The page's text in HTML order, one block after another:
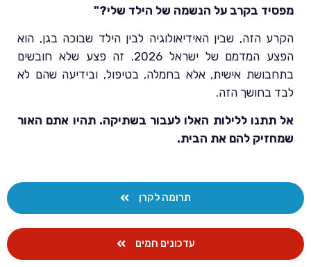
מפסיד בקרב על הנשמה של הילד שלי?"
הקרע הזה, שבין האידיאולוגיה לבין הילד שבוכה בגן, הוא
הפצע המדמם של ישראל 2026. זה פצע שלא חובשים
בתחבושת אישית, אלא בחמלה, בטיפול, ובידיעה שהם לא
לבד בחושך הזה.
אל תתנו ללילות האלו לעבור בשתיקה. תהיו אתם האור
שמחזיק להם את הבית.
תרומה לקרן
עדכונים חמים